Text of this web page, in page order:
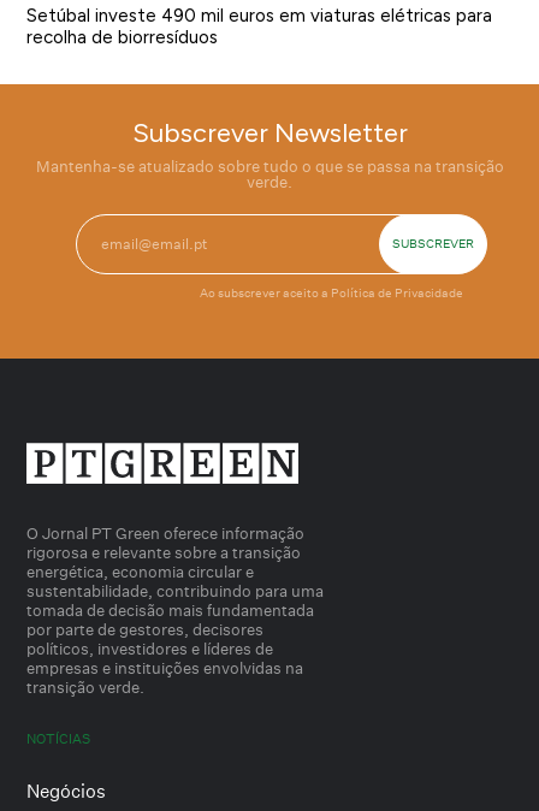
Setúbal investe 490 mil euros em viaturas elétricas para
recolha de biorresíduos
Subscrever Newsletter
Mantenha-se atualizado sobre tudo o que se passa na transição
verde.
Ao subscrever aceito a Política de Privacidade
O Jornal PT Green oferece informação
rigorosa e relevante sobre a transição
energética, economia circular e
sustentabilidade, contribuindo para uma
tomada de decisão mais fundamentada
por parte de gestores, decisores
políticos, investidores e líderes de
empresas e instituições envolvidas na
transição verde.
NOTÍCIAS
Negócios